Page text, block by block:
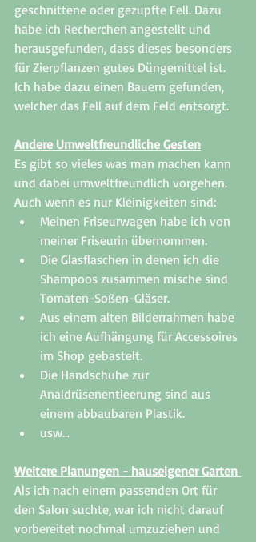
geschnittene oder gezupfte Fell. Dazu
habe ich Recherchen angestellt und
herausgefunden, dass dieses besonders
für Zierpflanzen gutes Düngemittel ist.
Ich habe dazu einen Bauern gefunden,
welcher das Fell auf dem Feld entsorgt.
Andere Umweltfreundliche Gesten
Es gibt so vieles was man machen kann
und dabei umweltfreundlich vorgehen.
Auch wenn es nur Kleinigkeiten sind:
Meinen Friseurwagen habe ich von
meiner Friseurin übernommen.
Die Glasflaschen in denen ich die
Shampoos zusammen mische sind
Tomaten-Soßen-Gläser.
Aus einem alten Bilderrahmen habe
ich eine Aufhängung für Accessoires
im Shop gebastelt.
Die Handschuhe zur
Analdrüsenentleerung sind aus
einem abbaubaren Plastik.
usw...
Weitere Planungen - hauseigener Garten
Als ich nach einem passenden Ort für
den Salon suchte, war ich nicht darauf
vorbereitet nochmal umzuziehen und